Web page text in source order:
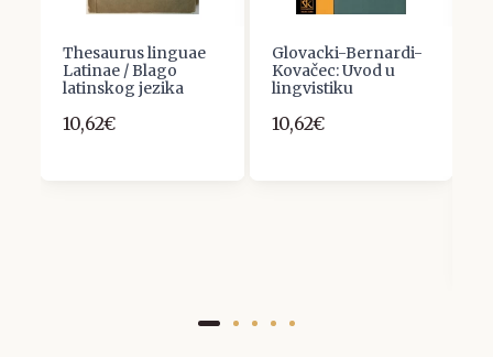
Thesaurus linguae
Latinae / Blago
latinskog jezika
10,62€
Glovacki-Bernardi-
Kovačec: Uvod u
lingvistiku
10,62€